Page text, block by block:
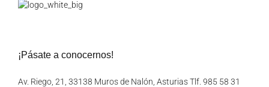
¡Pásate a conocernos!
Av. Riego, 21, 33138 Muros de Nalón, Asturias Tlf. 985 58 31